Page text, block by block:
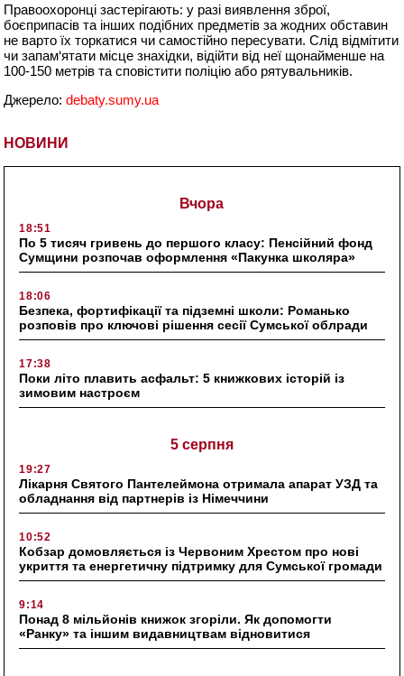
НОВИНИ
Вчора
18:51
По 5 тисяч гривень до першого класу: Пенсійний фонд
Сумщини розпочав оформлення «Пакунка школяра»
18:06
Безпека, фортифікації та підземні школи: Романько
розповів про ключові рішення сесії Сумської облради
17:38
Поки літо плавить асфальт: 5 книжкових історій із
зимовим настроєм
5 серпня
19:27
Лікарня Святого Пантелеймона отримала апарат УЗД та
обладнання від партнерів із Німеччини
10:52
Кобзар домовляється із Червоним Хрестом про нові
укриття та енергетичну підтримку для Сумської громади
9:14
Понад 8 мільйонів книжок згоріли. Як допомогти
«Ранку» та іншим видавництвам відновитися
Правоохоронці застерігають: у разі виявлення зброї,
боєприпасів та інших подібних предметів за жодних обставин
не варто їх торкатися чи самостійно пересувати. Слід відмітити
чи запам‘ятати місце знахідки, відійти від неї щонайменше на
100-150 метрів та сповістити поліцію або рятувальників.
Джерело:debaty.sumy.ua